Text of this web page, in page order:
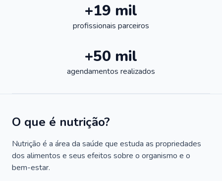
+19 mil
profissionais parceiros
+50 mil
agendamentos realizados
O que é nutrição?
Nutrição é a área da saúde que estuda as propriedades
dos alimentos e seus efeitos sobre o organismo e o
bem-estar.